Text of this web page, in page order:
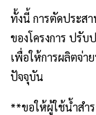
ทั้งนี้ การตัดประส
ของโครงการ ปรับ
เพื่อให้การผลิตจ่า
ปัจจุบัน
**ขอให้ผู้ใช้น้ำสำ